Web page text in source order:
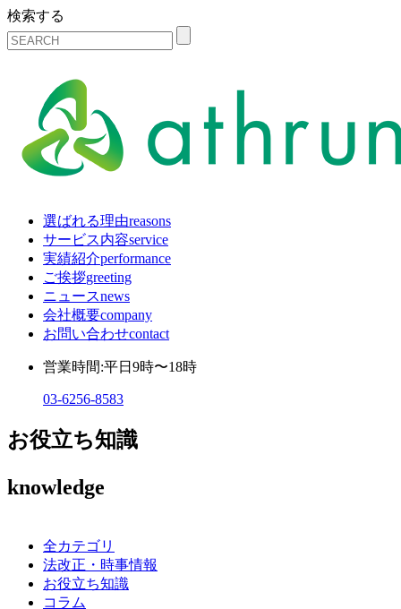
検索する
選ばれる理由reasons
サービス内容service
実績紹介performance
ご挨拶greeting
ニュースnews
会社概要company
お問い合わせcontact
営業時間:平日9時〜18時
03-6256-8583
お役立ち知識
knowledge
全カテゴリ
法改正・時事情報
お役立ち知識
コラム